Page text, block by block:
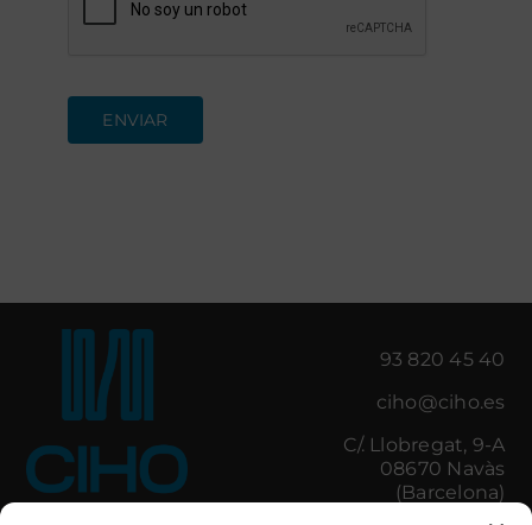
ENVIAR
93 820 45 40
ciho@ciho.es
C/. Llobregat, 9-A
08670 Navàs
(Barcelona)